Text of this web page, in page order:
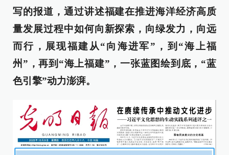
写的报道，通过讲述福建在推进海洋经济高质
量发展过程中如何向新探索，向绿发力，向远
而行，展现福建从“向海进军”，到“海上福
州”，再到“海上福建”，一张蓝图绘到底，“蓝
色引擎”动力澎湃。